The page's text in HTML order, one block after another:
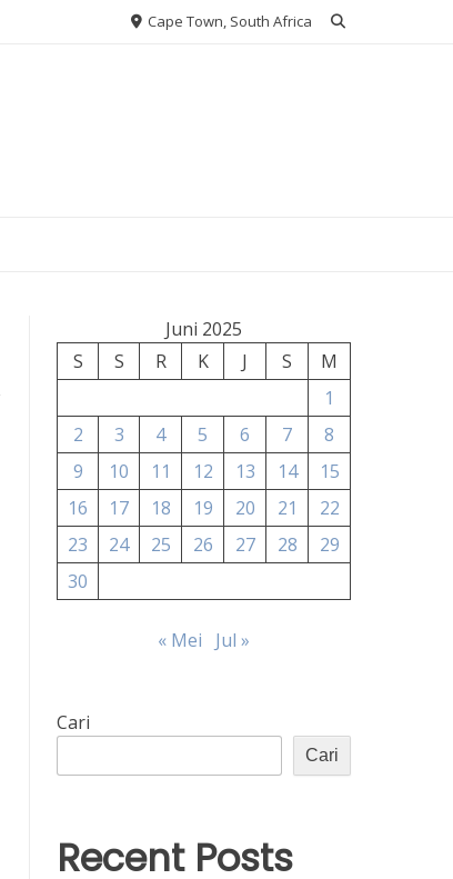
Cape Town, South Africa
Juni 2025
S
S R K J S
M
1
2
3 4 5 6 7
8
9
10 11 12 13 14
15
16
17 18 19 20 21
22
23
24 25 26 27 28
29
30
« Mei Jul »
Cari
Cari
Recent Posts